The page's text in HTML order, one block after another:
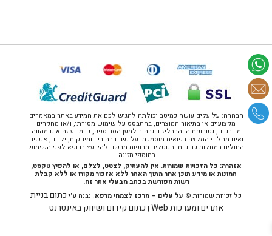
הבהרה: על עלים עושה כמיטב יכולתה להגיש לכם את המידע באתר במאמרים
מקצועיים או בתיאור המוצרים, בהתבסס על שימוש מסורתי, ו/או מחקרים
מודרניים, נטורופתיה והרבליזם. נבהיר למען הסר ספק, כי מידע זה אינו מהווה
ואינו מחליף המלצה רפואית מוסמכת. על נשים בהיריון ומיניקות, ילדים, אנשים
החולים במחלות כרוניות והנוטלים תרופות מרשם להיוועץ ברופא לפני השימוש
בתוספי תזונה.
אזהרה: כל הזכויות שמורות. אין להעתיק, לצטט, לצלם, או להפיץ טקסט,
תמונות או מידע תוכן אחר מתוך האתר ללא אזכור מקורו או ללא קבלת
רשות מפורשת בכתב מבעלי אתר זה.
כל זכויות שמורות © על עלים – מרכז לצמחי מרפא. נבנה ע"יכתום בניית
אתרים ומערכות Web
| כתום קידום ושיווק באינטרנט